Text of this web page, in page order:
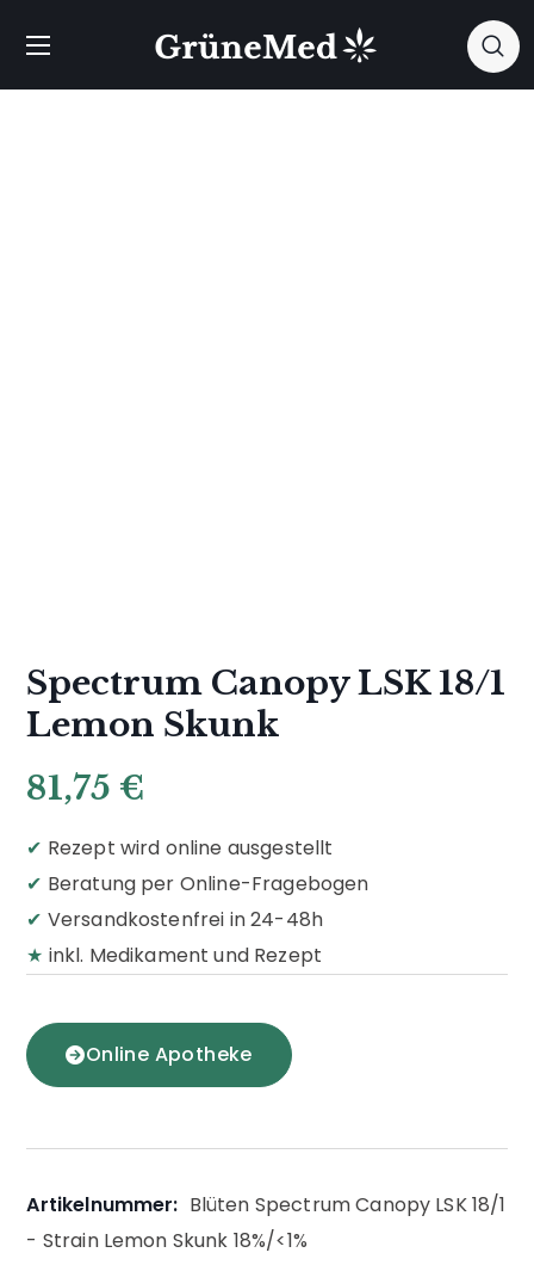
Spectrum Canopy LSK 18/1
Lemon Skunk
81,75 €
✔ Rezept wird online ausgestellt
✔ Beratung per Online-Fragebogen
✔ Versandkostenfrei in 24-48h
★ inkl. Medikament und Rezept
Online Apotheke
Artikelnummer: Blüten Spectrum Canopy LSK 18/1
- Strain Lemon Skunk 18%/<1%